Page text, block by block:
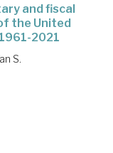
and fiscal
the United
2021
S.